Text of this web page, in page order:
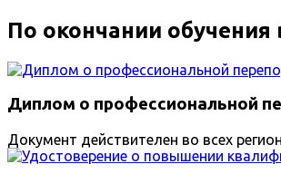
По окончании обучения
Диплом о профессиональной
Документ действителен во всех